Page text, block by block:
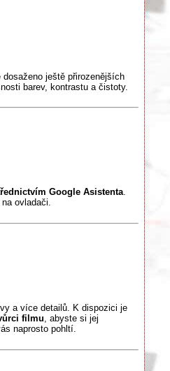
dosaženo ještě přirozenějších
barev, kontrastu a čistoty.
Google Asistenta.
ovladači.
a více detailů. K dispozici je
filmu, abyste si jej
naprosto pohltí.